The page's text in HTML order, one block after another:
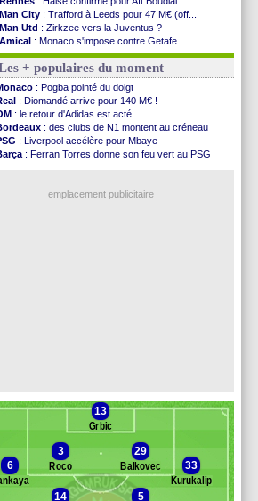
Man City : Trafford à Leeds pour 47 M€ (off...
Man Utd : Zirkzee vers la Juventus ?
Amical : Monaco s'impose contre Getafe
Nantes: Der Zakarian et sa relation avec Kita
OM: le club prêt à libérer Kondogbia ?
Monaco: le message touchant d'Akliouche
FIFA: Tebas en remet une couche
FIFA : l'UEFA maintient la pression
PSG: Tebas encense Luis Enrique
Real: Vinicius jusqu'en 2032 (officiel)
Lyon: Mangala va rejoindre Getafe
OM: une offre refusée pour Aguerd
: Akliouche a signé (officiel)
+ populaires du moment
: Pogba pointé du doigt
: Diomandé arrive pour 140 M€ !
: le retour d'Adidas est acté
: des clubs de N1 montent au créneau
: Liverpool accélère pour Mbaye
: Ferran Torres donne son feu vert au PSG
emplacement publicitaire
13
Grbic
3
Roco
29
Balkovec
6
33
Kurukalip
14
5